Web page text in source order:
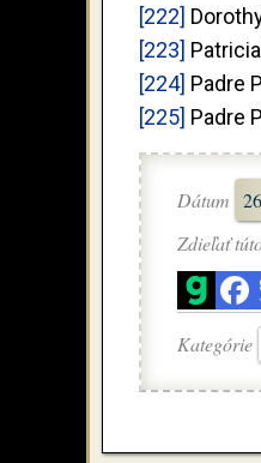
[222]
[223]
[224] Padre
[225] Padre
Dátum
Zdieľať
Kategórie